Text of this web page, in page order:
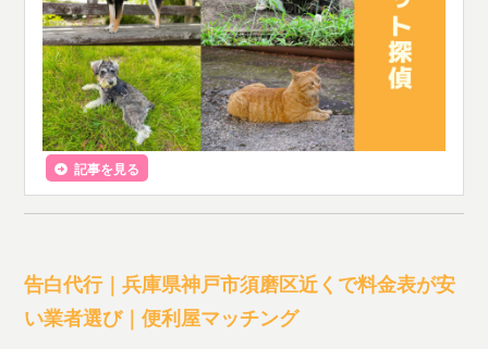
記事を見る
告白代行｜兵庫県神戸市須磨区近くで料金表が安
い業者選び｜便利屋マッチング